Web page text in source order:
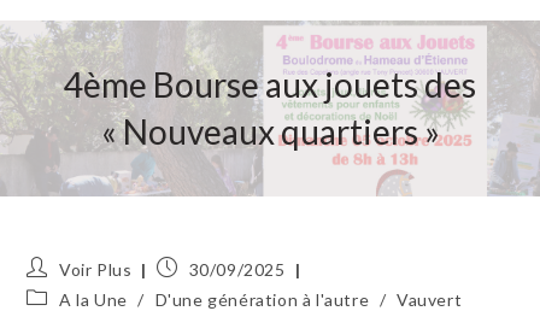
4ème Bourse aux jouets des
« Nouveaux quartiers »
Auteur/autrice
de
Voir Plus
Publication
publiée :
30/09/2025
PostA la Une / D'une génération à l'autre / Vauvert